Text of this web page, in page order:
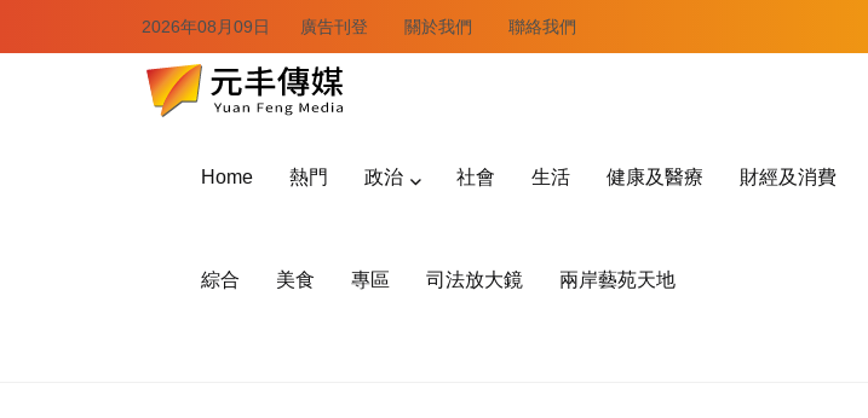
2026年08月09日 廣告刊登 關於我們 聯絡我們
Home 熱門 政治 社會 生活 健康及醫療 財經及消費
綜合 美食 專區 司法放大鏡 兩岸藝苑天地